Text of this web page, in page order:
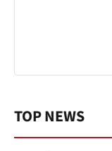
TOP NEWS